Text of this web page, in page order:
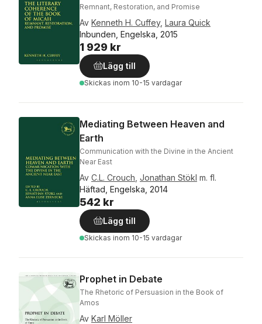
Remnant, Restoration, and Promise
Av Kenneth H. Cuffey, Laura Quick
Inbunden, Engelska, 2015
1 929 kr
Lägg till
Skickas inom 10-15 vardagar
Mediating Between Heaven and
Earth
Communication with the Divine in the Ancient
Near East
Av C.L. Crouch Jonathan Stökl m. fl.
Häftad, Engelska, 2014
542 kr
Lägg till
Skickas inom 10-15 vardagar
Prophet in Debate
The Rhetoric of Persuasion in the Book of
Amos
Av Karl Möller